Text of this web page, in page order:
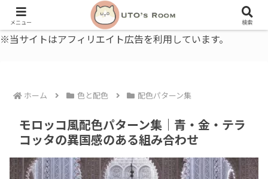
うとの部屋｜毎日に、ちょっと役立つ色と暮らし、健康のこと。
※当サイトはアフィリエイト広告を利用しています。
ホーム 色と配色 配色パターン集
モロッコ風配色パターン集｜青・金・テラ
コッタの異国感のある組み合わせ
メニュー 検索